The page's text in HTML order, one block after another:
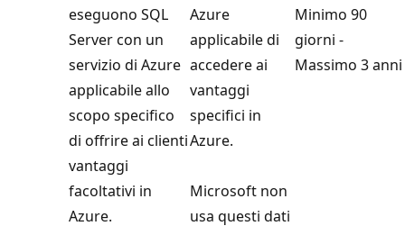
eseguono SQL
Server con un
servizio di Azure
applicabile allo
scopo specifico
di offrire ai clienti
vantaggi
facoltativi in
Azure.
Azure
applicabile di
accedere ai
vantaggi
specifici in
Azure.
Microsoft non
usa questi dati
Minimo 90
giorni -
Massimo 3 anni